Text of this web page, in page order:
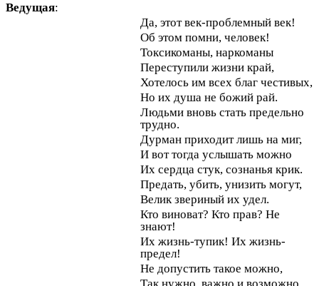
Ведущая:
Да, этот век-проблемный век!
Об этом помни, человек!
Токсикоманы, наркоманы
Переступили жизни край,
Хотелось им всех благ честивых,
Но их душа не божий рай.
Людьми вновь стать предельно
трудно.
Дурман приходит лишь на миг,
И вот тогда услышать можно
Их сердца стук, сознанья крик.
Предать, убить, унизить могут,
Велик звериный их удел.
Кто виноват? Кто прав? Не
знают!
Их жизнь-тупик! Их жизнь-
предел!
Не допустить такое можно,